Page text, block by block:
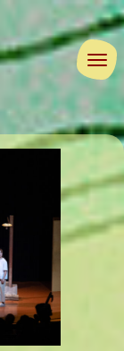
ナ